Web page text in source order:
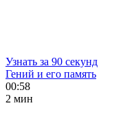
Узнать за 90 секунд
Гений и его память
00:58
2 мин